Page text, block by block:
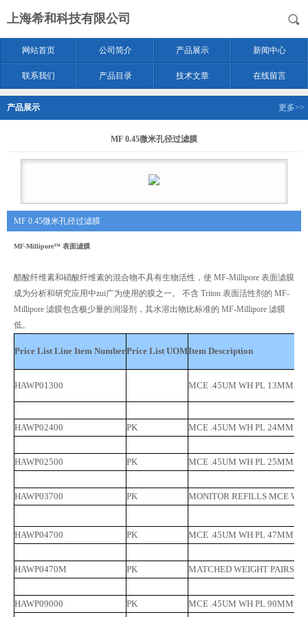
上海希和科技有限公司
网站首页 公司简介 产品展示 新闻中心
联系我们 产品目录 技术文章 在线留言
产品展示 更多>>
MF 0.45微米孔径过滤膜
MF 0.45微米孔径过滤膜
MF-Millipore™ 表面滤膜
醋酸纤维素和硝酸纤维素的混合物不具有生物活性，使 MF-Millipore 表面滤膜
成为分析和研究应用中zui广为使用的膜之一。 不含 Triton 表面活性剂的 MF-
Millipore 滤膜包含极少量的润湿剂，其水溶出物比标准的 MF-Millipore 滤膜
低。
Price List Line Item NumberPrice List UOMItem Description
HAWP01300 MCE .45UM WH PL 13MM
HAWP02400 PK MCE .45UM WH PL 24MM
HAWP02500 PK MCE .45UM WH PL 25MM
HAWP03700 PK MONITOR REFILLS MCE W/
HAWP04700 PK MCE .45UM WH PL 47MM
HAWP0470M PK MATCHED WEIGHT PAIRS
HAWP09000 PK MCE .45UM WH PL 90MM